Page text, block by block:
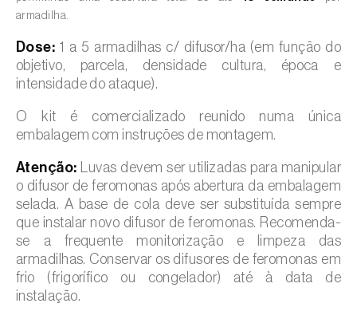
armadilha.
Dose: 1 a 5 armadilhas c/ difusor/ha (em função do
objetivo, parcela, densidade cultura, época e
intensidade do ataque).
O kit é comercializado reunido numa única
embalagem com instruções de montagem.
Atenção: Luvas devem ser utilizadas para manipular
o difusor de feromonas após abertura da embalagem
selada. A base de cola deve ser substituída sempre
que instalar novo difusor de feromonas. Recomenda-
se a frequente monitorização e limpeza das
armadilhas. Conservar os difusores de feromonas em
frio (frigorífico ou congelador) até à data de
instalação.